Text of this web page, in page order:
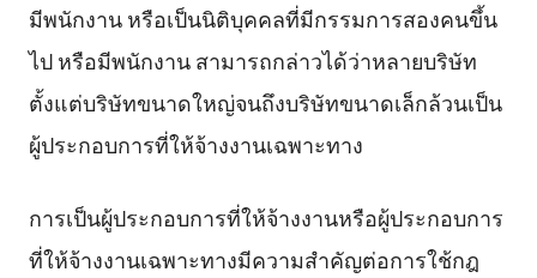
มีพนักงาน หรือเป็นนิติบุคคลที่มีกรรมการสองคนขึ้น
ไป หรือมีพนักงาน สามารถกล่าวได้ว่าหลายบริษัท
ตั้งแต่บริษัทขนาดใหญ่จนถึงบริษัทขนาดเล็กล้วนเป็น
ผู้ประกอบการที่ให้จ้างงานเฉพาะทาง
การเป็นผู้ประกอบการที่ให้จ้างงานหรือผู้ประกอบการ
ที่ให้จ้างงานเฉพาะทางมีความสำคัญต่อการใช้กฎ